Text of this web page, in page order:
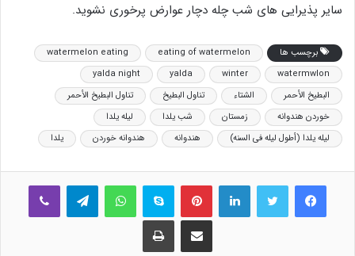
سایر پذیرایی های شب چله دچار عوارض پرخوری نشوید.
برچسب ها eating of watermelon
watermelon eating
watermwlon
winter
yalda
yalda night
البطیخ الأحمر
الشتاء تناول البطیخ
تناول البطیخ الأحمر
خوردن هندوانه
زمستان شب یلدا
لیله یلدا
لیله یلدا (أطول لیله فی السنه)
هندوانه هندوانه خوردن یلدا
فیس بوک لینکدین ‫پین‌ترست اسکایپ واتس آپ
اشتراک گذاری از طریق ایمیل چاپ